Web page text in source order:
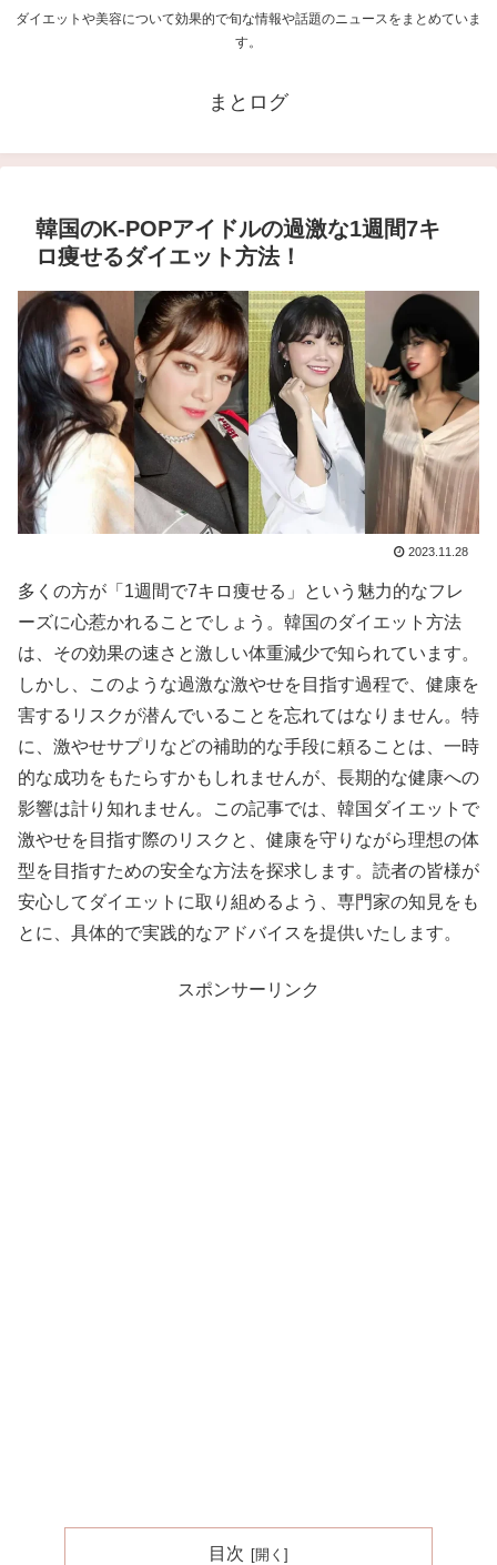
ダイエットや美容について効果的で旬な情報や話題のニュースをまとめていま
す。
まとログ
韓国のK-POPアイドルの過激な1週間7キ
ロ痩せるダイエット方法！
2023.11.28
多くの方が「1週間で7キロ痩せる」という魅力的なフレ
ーズに心惹かれることでしょう。韓国のダイエット方法
は、その効果の速さと激しい体重減少で知られています。
しかし、このような過激な激やせを目指す過程で、健康を
害するリスクが潜んでいることを忘れてはなりません。特
に、激やせサプリなどの補助的な手段に頼ることは、一時
的な成功をもたらすかもしれませんが、長期的な健康への
影響は計り知れません。この記事では、韓国ダイエットで
激やせを目指す際のリスクと、健康を守りながら理想の体
型を目指すための安全な方法を探求します。読者の皆様が
安心してダイエットに取り組めるよう、専門家の知見をも
とに、具体的で実践的なアドバイスを提供いたします。
スポンサーリンク
目次